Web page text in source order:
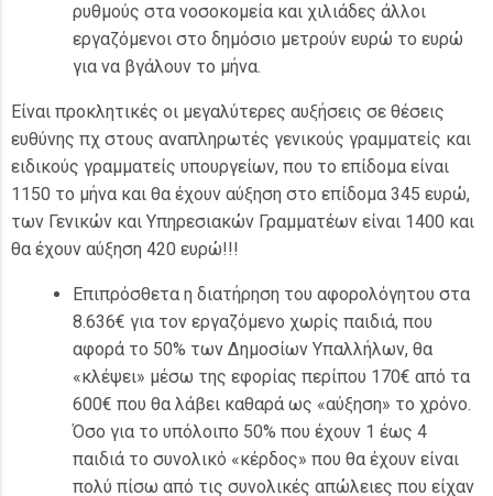
ρυθμούς στα νοσοκομεία και χιλιάδες άλλοι
εργαζόμενοι στο δημόσιο μετρούν ευρώ το ευρώ
για να βγάλουν το μήνα.
Είναι προκλητικές οι μεγαλύτερες αυξήσεις σε θέσεις
ευθύνης πχ στους αναπληρωτές γενικούς γραμματείς και
ειδικούς γραμματείς υπουργείων, που το επίδομα είναι
1150 το μήνα και θα έχουν αύξηση στο επίδομα 345 ευρώ,
των Γενικών και Υπηρεσιακών Γραμματέων είναι 1400 και
θα έχουν αύξηση 420 ευρώ!!!
Επιπρόσθετα η διατήρηση του αφορολόγητου στα
8.636€ για τον εργαζόμενο χωρίς παιδιά, που
αφορά το 50% των Δημοσίων Υπαλλήλων, θα
«κλέψει» μέσω της εφορίας περίπου 170€ από τα
600€ που θα λάβει καθαρά ως «αύξηση» το χρόνο.
Όσο για το υπόλοιπο 50% που έχουν 1 έως 4
παιδιά το συνολικό «κέρδος» που θα έχουν είναι
πολύ πίσω από τις συνολικές απώλειες που είχαν